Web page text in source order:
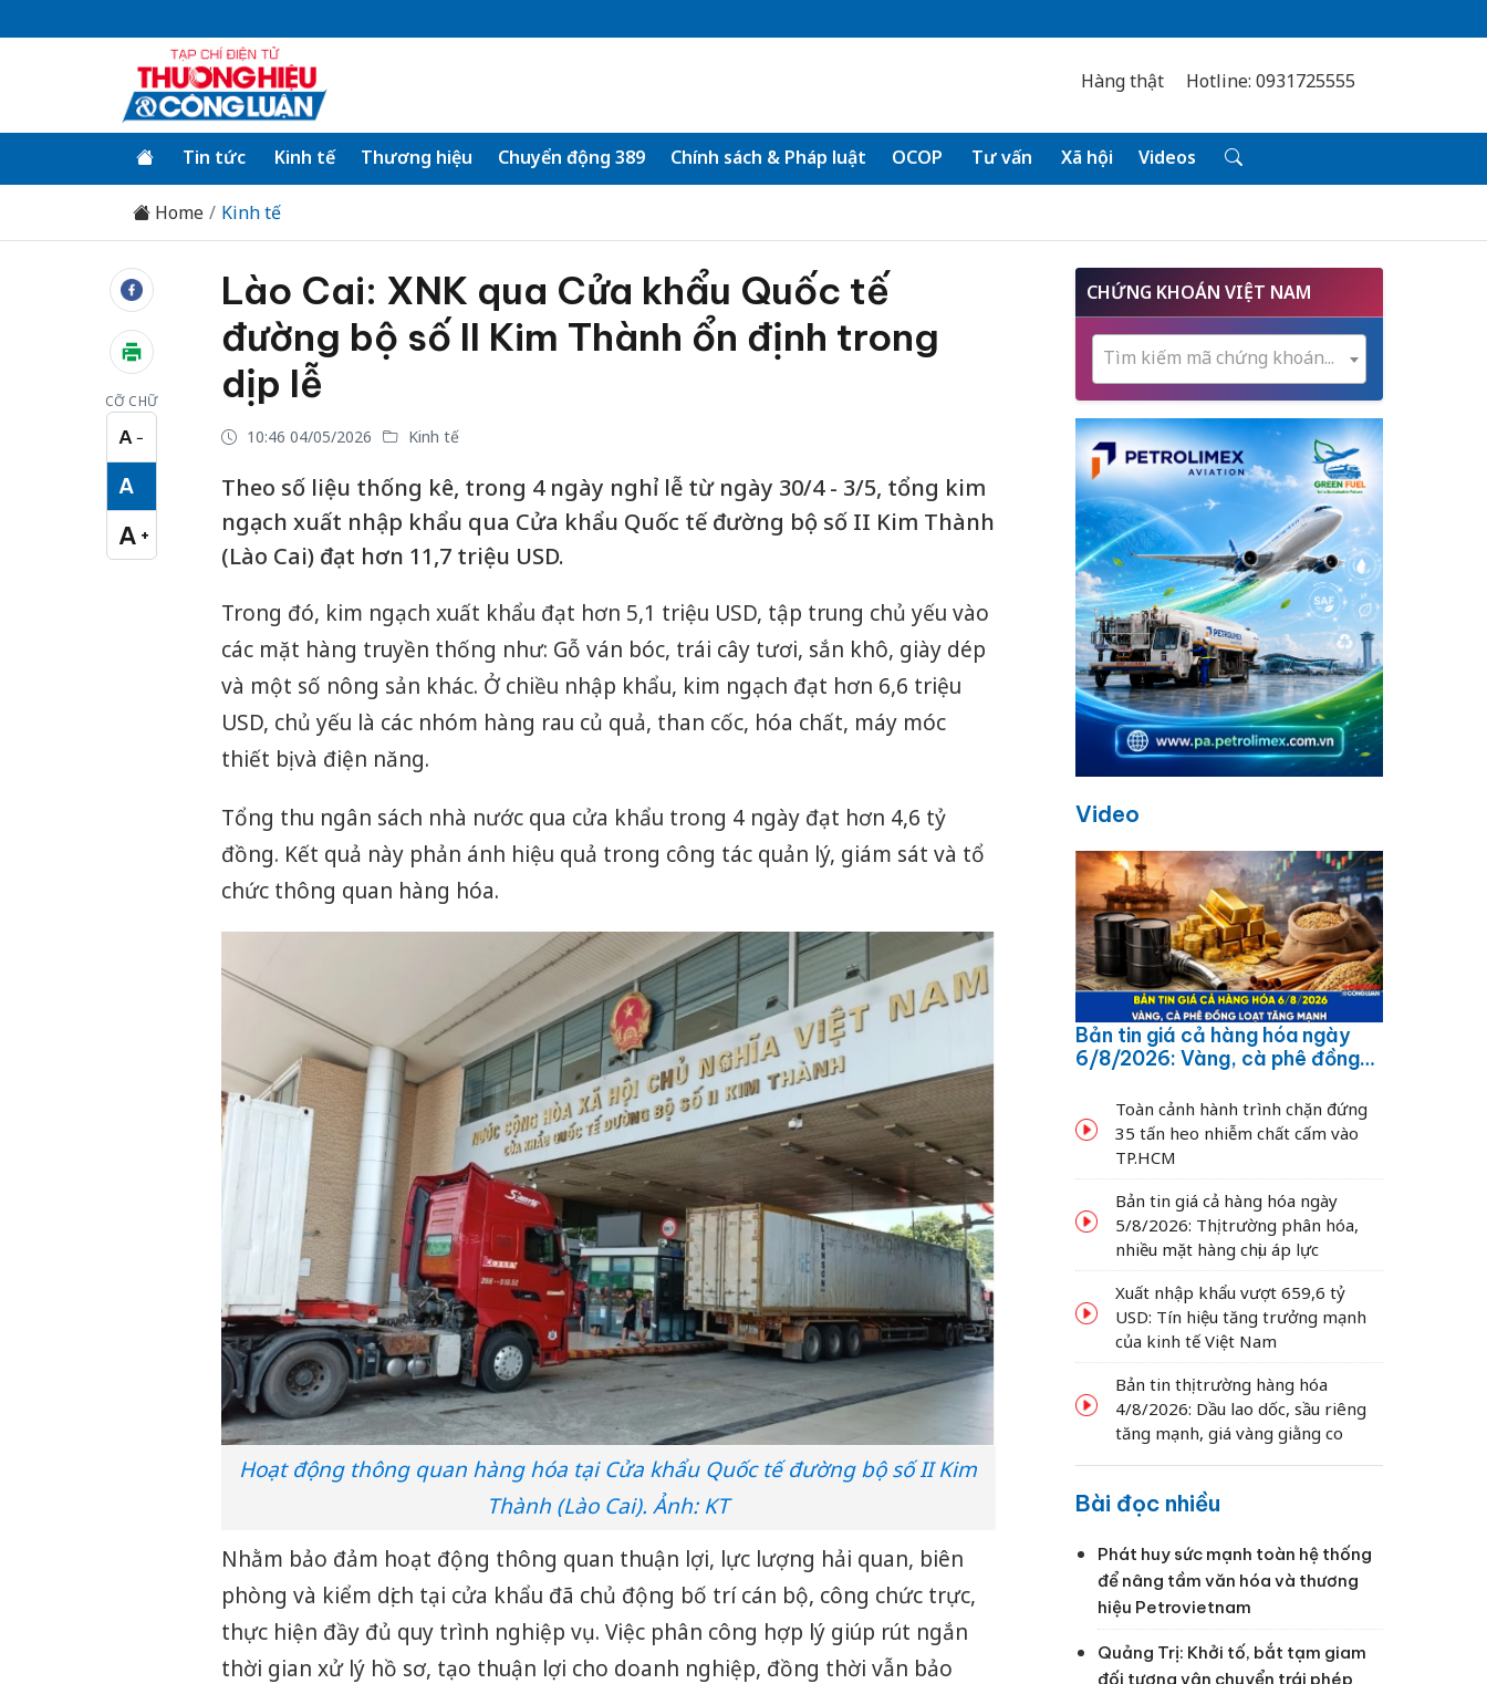
Hàng thật Hotline: 0931725555
Tin tức Kinh tế Thương hiệu Chuyển động 389 Chính sách & Pháp luật OCOP Tư vấn Xã hội Videos
Home Kinh tế
CỠ CHỮ
A −
Cỡ chữ nhỏ
A
Cỡ chữ vừa
A +
Cỡ chữ lớn
Lào Cai: XNK qua Cửa khẩu Quốc tế
đường bộ số II Kim Thành ổn định trong
dịp lễ
10:46 04/05/2026 Kinh tế
Theo số liệu thống kê, trong 4 ngày nghỉ lễ từ ngày 30/4 - 3/5, tổng kim
ngạch xuất nhập khẩu qua Cửa khẩu Quốc tế đường bộ số II Kim Thành
(Lào Cai) đạt hơn 11,7 triệu USD.
Trong đó, kim ngạch xuất khẩu đạt hơn 5,1 triệu USD, tập trung chủ yếu vào
các mặt hàng truyền thống như: Gỗ ván bóc, trái cây tươi, sắn khô, giày dép
và một số nông sản khác. Ở chiều nhập khẩu, kim ngạch đạt hơn 6,6 triệu
USD, chủ yếu là các nhóm hàng rau củ quả, than cốc, hóa chất, máy móc
thiết bị và điện năng.
Tổng thu ngân sách nhà nước qua cửa khẩu trong 4 ngày đạt hơn 4,6 tỷ
đồng. Kết quả này phản ánh hiệu quả trong công tác quản lý, giám sát và tổ
chức thông quan hàng hóa.
Hoạt động thông quan hàng hóa tại Cửa khẩu Quốc tế đường bộ số II Kim
Thành (Lào Cai). Ảnh: KT
Nhằm bảo đảm hoạt động thông quan thuận lợi, lực lượng hải quan, biên
phòng và kiểm dịch tại cửa khẩu đã chủ động bố trí cán bộ, công chức trực,
thực hiện đầy đủ quy trình nghiệp vụ. Việc phân công hợp lý giúp rút ngắn
thời gian xử lý hồ sơ, tạo thuận lợi cho doanh nghiệp, đồng thời vẫn bảo
CHỨNG KHOÁN VIỆT NAM
Tìm kiếm mã chứng khoán...
Video
Bản tin giá cả hàng hóa ngày
6/8/2026: Vàng, cà phê đồng
Toàn cảnh hành trình chặn đứng
35 tấn heo nhiễm chất cấm vào
TP.HCM
Bản tin giá cả hàng hóa ngày
5/8/2026: Thị trường phân hóa,
nhiều mặt hàng chịu áp lực
Xuất nhập khẩu vượt 659,6 tỷ
USD: Tín hiệu tăng trưởng mạnh
của kinh tế Việt Nam
Bản tin thị trường hàng hóa
4/8/2026: Dầu lao dốc, sầu riêng
tăng mạnh, giá vàng giằng co
Bài đọc nhiều
Phát huy sức mạnh toàn hệ thống
để nâng tầm văn hóa và thương
hiệu Petrovietnam
Quảng Trị: Khởi tố, bắt tạm giam
đối tượng vận chuyển trái phép